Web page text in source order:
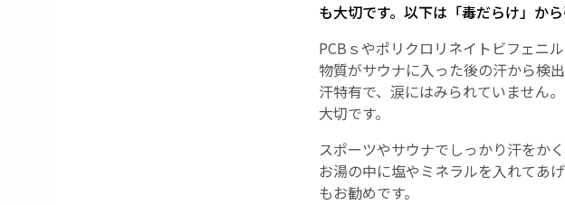
も大切です。以下は「毒だらけ」から
PCBｓやポリクロリネイトビフェニ
物質がサウナに入った後の汗から検
汗特有で、涙にはみられていません
大切です。
スポーツやサウナでしっかり汗をか
お湯の中に塩やミネラルを入れてあ
もお勧めです。